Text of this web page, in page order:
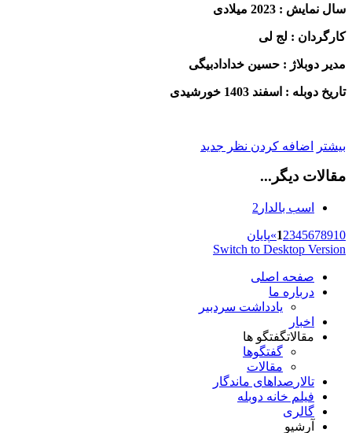
سال نمایش : 2023 میلادی
کارگردان : لج لی
مدیر دوبلاژ : حسین خدادادبیگی
تاریخ دوبله : اسفند 1403 خورشیدی
بیشتر اضافه کردن نظر جدید
مقالات دیگر...
اسب بالدار2
12345678910
»پایان
Switch to Desktop Version
صفحه اصلی
درباره ما
یادداشت سردبیر
اخبار
مقالاتگفتگو ها
گفتگوها
مقالات
تالار صداهای ماندگار
فیلم خانه دوبله
گالری
آرشیو